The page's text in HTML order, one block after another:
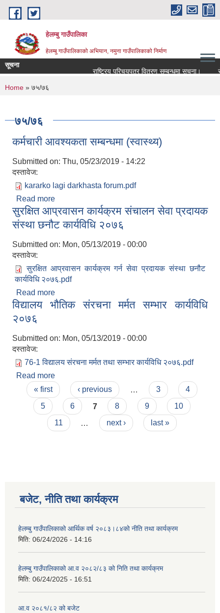
Skip to main content
हेलम्बु गाउँपालिका
हेलम्बु गाउँपालिकाको अभियान, नमुना गाउँपालिकाको निर्माण
सूचना
राष्ट्रिय परिचयपत्र वितरण सम्बन्धमा सूचना।
सेवा
You are here
Home » ७५/७६
७५/७६
कर्मचारी आवश्यकता सम्बन्धमा (स्वास्थ्य)
Submitted on: Thu, 05/23/2019 - 14:22
दस्तावेज:
kararko lagi darkhasta forum.pdf
Read more
सुरक्षित आप्रवासन कार्यक्रम संचालन सेवा प्रदायक
संस्था छनौट कार्यविधि २०७६
Submitted on: Mon, 05/13/2019 - 00:00
दस्तावेज:
सुरक्षित आप्रवासन कार्यक्रम गर्न सेवा प्रदायक संस्था छनौट
कार्यविधि २०७६.pdf
Read more
संस्था छनौट कार्यविधि २०७६
विद्यालय भौतिक संरचना मर्मत सम्भार कार्यविधि
२०७६
Submitted on: Mon, 05/13/2019 - 00:00
दस्तावेज:
76-1 विद्यालय संरचना मर्मत तथा सम्भार कार्यविधि २०७६.pdf
Read more
२०७६
Pages
« first ‹ previous 3
4
5
6 7 8 9
10
11
next › last »
बजेट, नीति तथा कार्यक्रम
हेलम्बु गाउँपालिकाको आर्थिक वर्ष २०८३।८४को नीति तथा कार्यक्रम
मिति: 06/24/2026 - 14:16
हेलम्बु गाउँपालिकाको आ.व २०८२/८३ को निति तथा कार्यक्रम
मिति: 06/24/2025 - 16:51
आ.व २०८१/८२ को बजेट